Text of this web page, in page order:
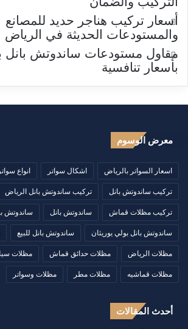
أسعار تركيب هناجر حديد للمصانع
والمستودعات الحديثة في الرياض
مقاول مستودعات ساندوتش بانل
بأسعار تنافسية
معرض الوسوم
اسعار السواتر بالرياض اشكال سواتر انواع سواتر
تركيب ساندوتش بانل تركيب ساندوتش بانل الرياض
تركيب مظلات قماش ساندوتش بانل ساندوتش
ساندوتش بانل بولي يوريثان ساندوتش بانل للبيع
مظلات الرياض مظلات حدائق قماش مظلات
مظلات قماشيه مظلات مطر مظلات وسواتر
أحدث المقالات